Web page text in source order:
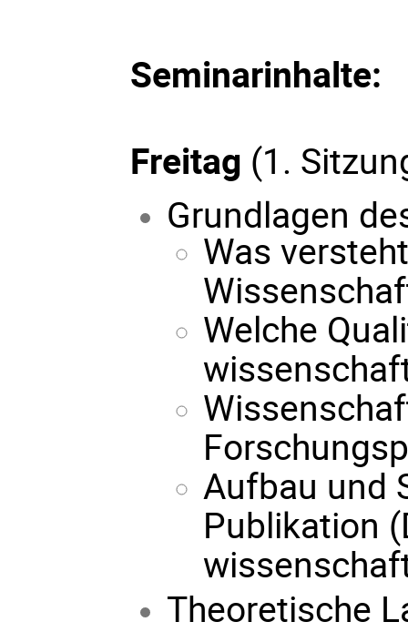
Seminarinhalte:
Freitag (1.
Grundlagen
Was
Welche
Aufbau und
Publikation
Theoretische